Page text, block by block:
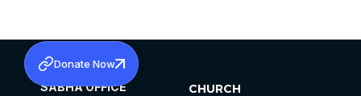
SABHA OFFICE
CHURCH
Donate Now